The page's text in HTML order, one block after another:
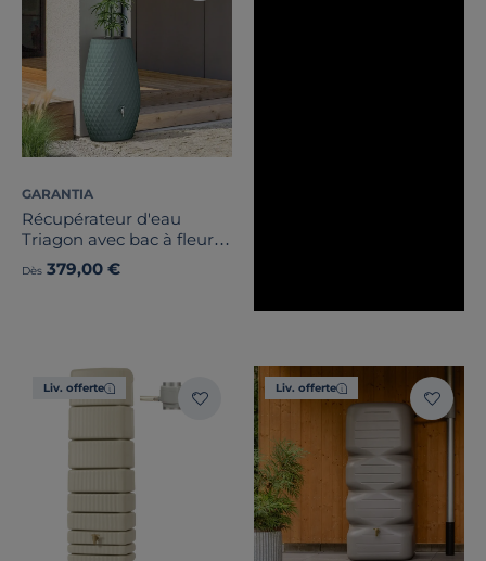
GARANTIA
Récupérateur d'eau
Triagon avec bac à fleurs
et accessoires 230L,
Triagon
Dès 379,00 €
Liv. offerte Liv. offerte